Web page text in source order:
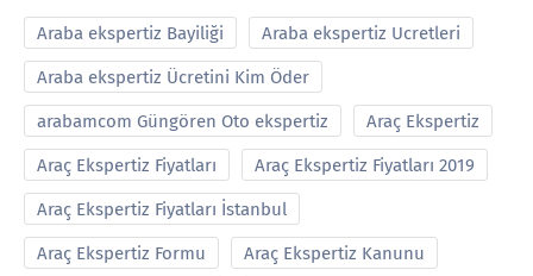
Araba ekspertiz Bayiliği Araba ekspertiz Ucretleri
Araba ekspertiz Ücretini Kim Öder
arabamcom Güngören Oto ekspertiz Araç Ekspertiz
Araç Ekspertiz Fiyatları Araç Ekspertiz Fiyatları 2019
Araç Ekspertiz Fiyatları İstanbul
Araç Ekspertiz Formu Araç Ekspertiz Kanunu